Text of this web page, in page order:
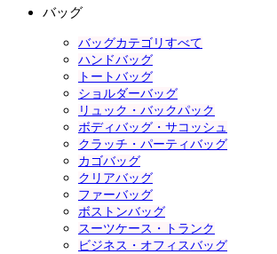
バッグ
バッグカテゴリすべて
ハンドバッグ
トートバッグ
ショルダーバッグ
リュック・バックパック
ボディバッグ・サコッシュ
クラッチ・パーティバッグ
カゴバッグ
クリアバッグ
ファーバッグ
ボストンバッグ
スーツケース・トランク
ビジネス・オフィスバッグ